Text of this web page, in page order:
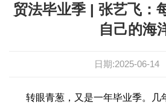
贸法毕业季 | 张艺飞：
自己的海
日期:2025-06-14
转眼青葱，又是一年毕业季。几